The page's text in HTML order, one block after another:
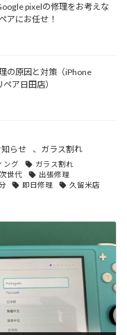
pixelの修理をお考えな
アにお任せ！
の原因と対策（iPhone
ア日田店）
知らせ 、 ガラス割れ
ング
ガラス割れ
次世代
出張修理
即日修理 久留米店